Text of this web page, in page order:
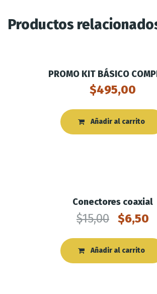
Productos
PROMO KIT BÁSICO
$495,00
Añadir al carrito
Conectores coaxial
$15,00 $6,50
Añadir al carrito